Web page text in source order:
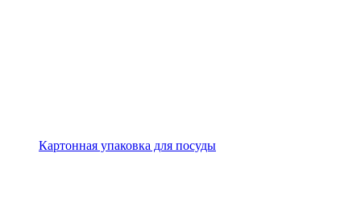
Картонная упаковка для посуды